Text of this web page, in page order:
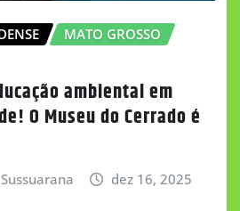
MATO GROSSO
ambiental em
O Museu do Cerrado é
dez 16, 2025